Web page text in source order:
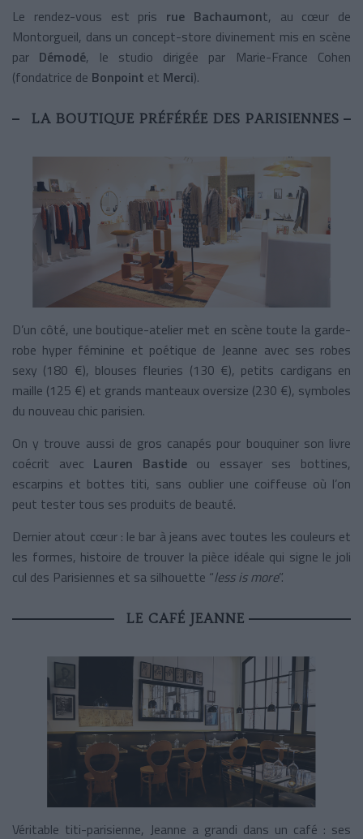
Le rendez-vous est pris rue Bachaumont, au cœur de
Montorgueil, dans un concept-store divinement mis en scène
par Démodé, le studio dirigée par Marie-France Cohen
(fondatrice de Bonpoint et Merci).
LA BOUTIQUE PRÉFÉRÉE DES PARISIENNES
D’un côté, une boutique-atelier met en scène toute la garde-
robe hyper féminine et poétique de Jeanne avec ses robes
sexy (180 €), blouses fleuries (130 €), petits cardigans en
maille (125 €) et grands manteaux oversize (230 €), symboles
du nouveau chic parisien.
On y trouve aussi de gros canapés pour bouquiner son livre
coécrit avec Lauren Bastideou essayer ses bottines,
escarpins et bottes titi, sans oublier une coiffeuse où l’on
peut tester tous ses produits de beauté.
Dernier atout cœur : le bar à jeans avec toutes les couleurs et
les formes, histoire de trouver la pièce idéale qui signe le joli
cul des Parisiennes et sa silhouette “less is more”.
LE CAFÉ JEANNE
Véritable titi-parisienne, Jeanne a grandi dans un café : ses